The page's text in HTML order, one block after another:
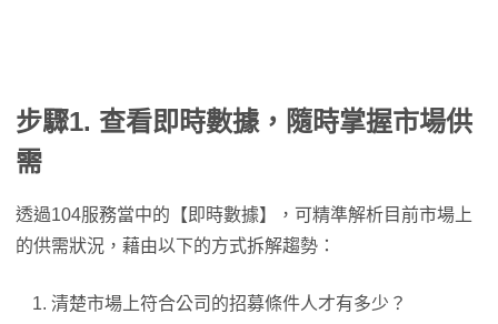
步驟1. 查看即時數據，隨時掌握市場供
需
透過104服務當中的【即時數據】，可精準解析目前市場上
的供需狀況，藉由以下的方式拆解趨勢：
清楚市場上符合公司的招募條件人才有多少？